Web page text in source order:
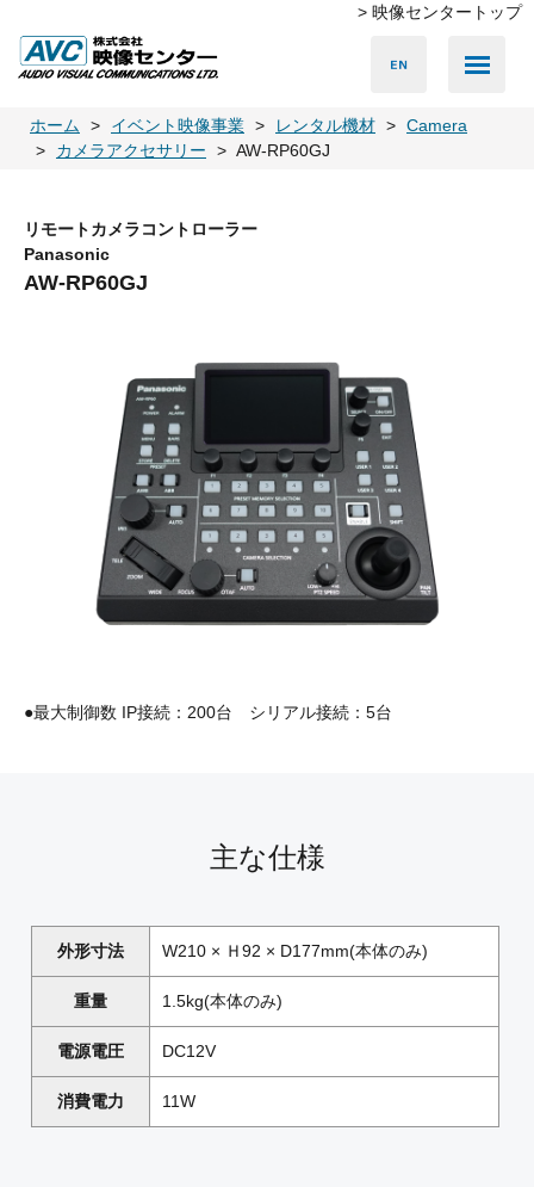
> 映像センタートップ
ホーム イベント映像事業 レンタル機材
Camera
カメラアクセサリー
AW-RP60GJ
リモートカメラコントローラー
Panasonic
AW-RP60GJ
●最大制御数 IP接続：200台 シリアル接続：5台
主な仕様
外形寸法 W210 × Ｈ92 × D177mm(本体のみ)
重量 1.5kg(本体のみ)
電源電圧 DC12V
消費電力 11W